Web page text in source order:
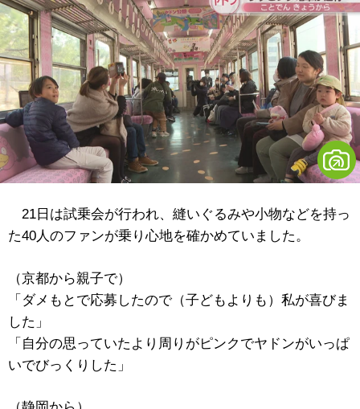
21日は試乗会が行われ、縫いぐるみや小物などを持っ
た40人のファンが乗り心地を確かめていました。
（京都から親子で）
「ダメもとで応募したので（子どもよりも）私が喜びま
した」
「自分の思っていたより周りがピンクでヤドンがいっぱ
いでびっくりした」